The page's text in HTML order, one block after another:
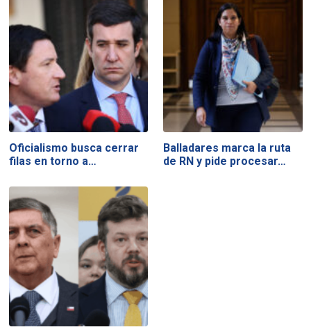
Oficialismo busca cerrar
filas en torno a…
Balladares marca la ruta
de RN y pide procesar…